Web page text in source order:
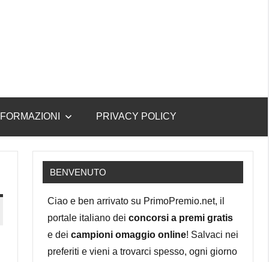
PRIVACY POLICY
BENVENUTO
Ciao e ben arrivato su PrimoPremio.net, il
portale italiano dei concorsi a premi gratis
e dei campioni omaggio online! Salvaci nei
preferiti e vieni a trovarci spesso, ogni giorno